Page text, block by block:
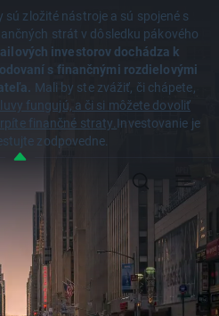
zložité nástroje a sú spojené s
strát v dôsledku pákového
investorov dochádza k
s finančnými rozdielovými
Mali by ste zvážiť, či chápete,
fungujú, a či si môžete dovoliť
finančné straty.Investovanie je
zodpovedne.